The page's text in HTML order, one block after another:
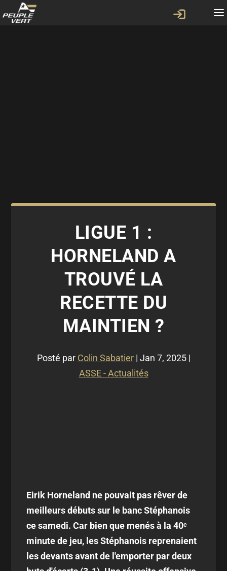
LIGUE 1 :
HORNELAND A
TROUVÉ LA
RECETTE DU
MAINTIEN ?
Posté par Colin Sabatier| Jan 7, 2025|
ASSE - Actualités
Eirik Horneland ne pouvait pas rêver de
meilleurs débuts sur le banc Stéphanois
ce samedi. Car bien que menés à la 40ᵉ
minute de jeu, les Stéphanois reprenaient
les devants avant de l'emporter par deux